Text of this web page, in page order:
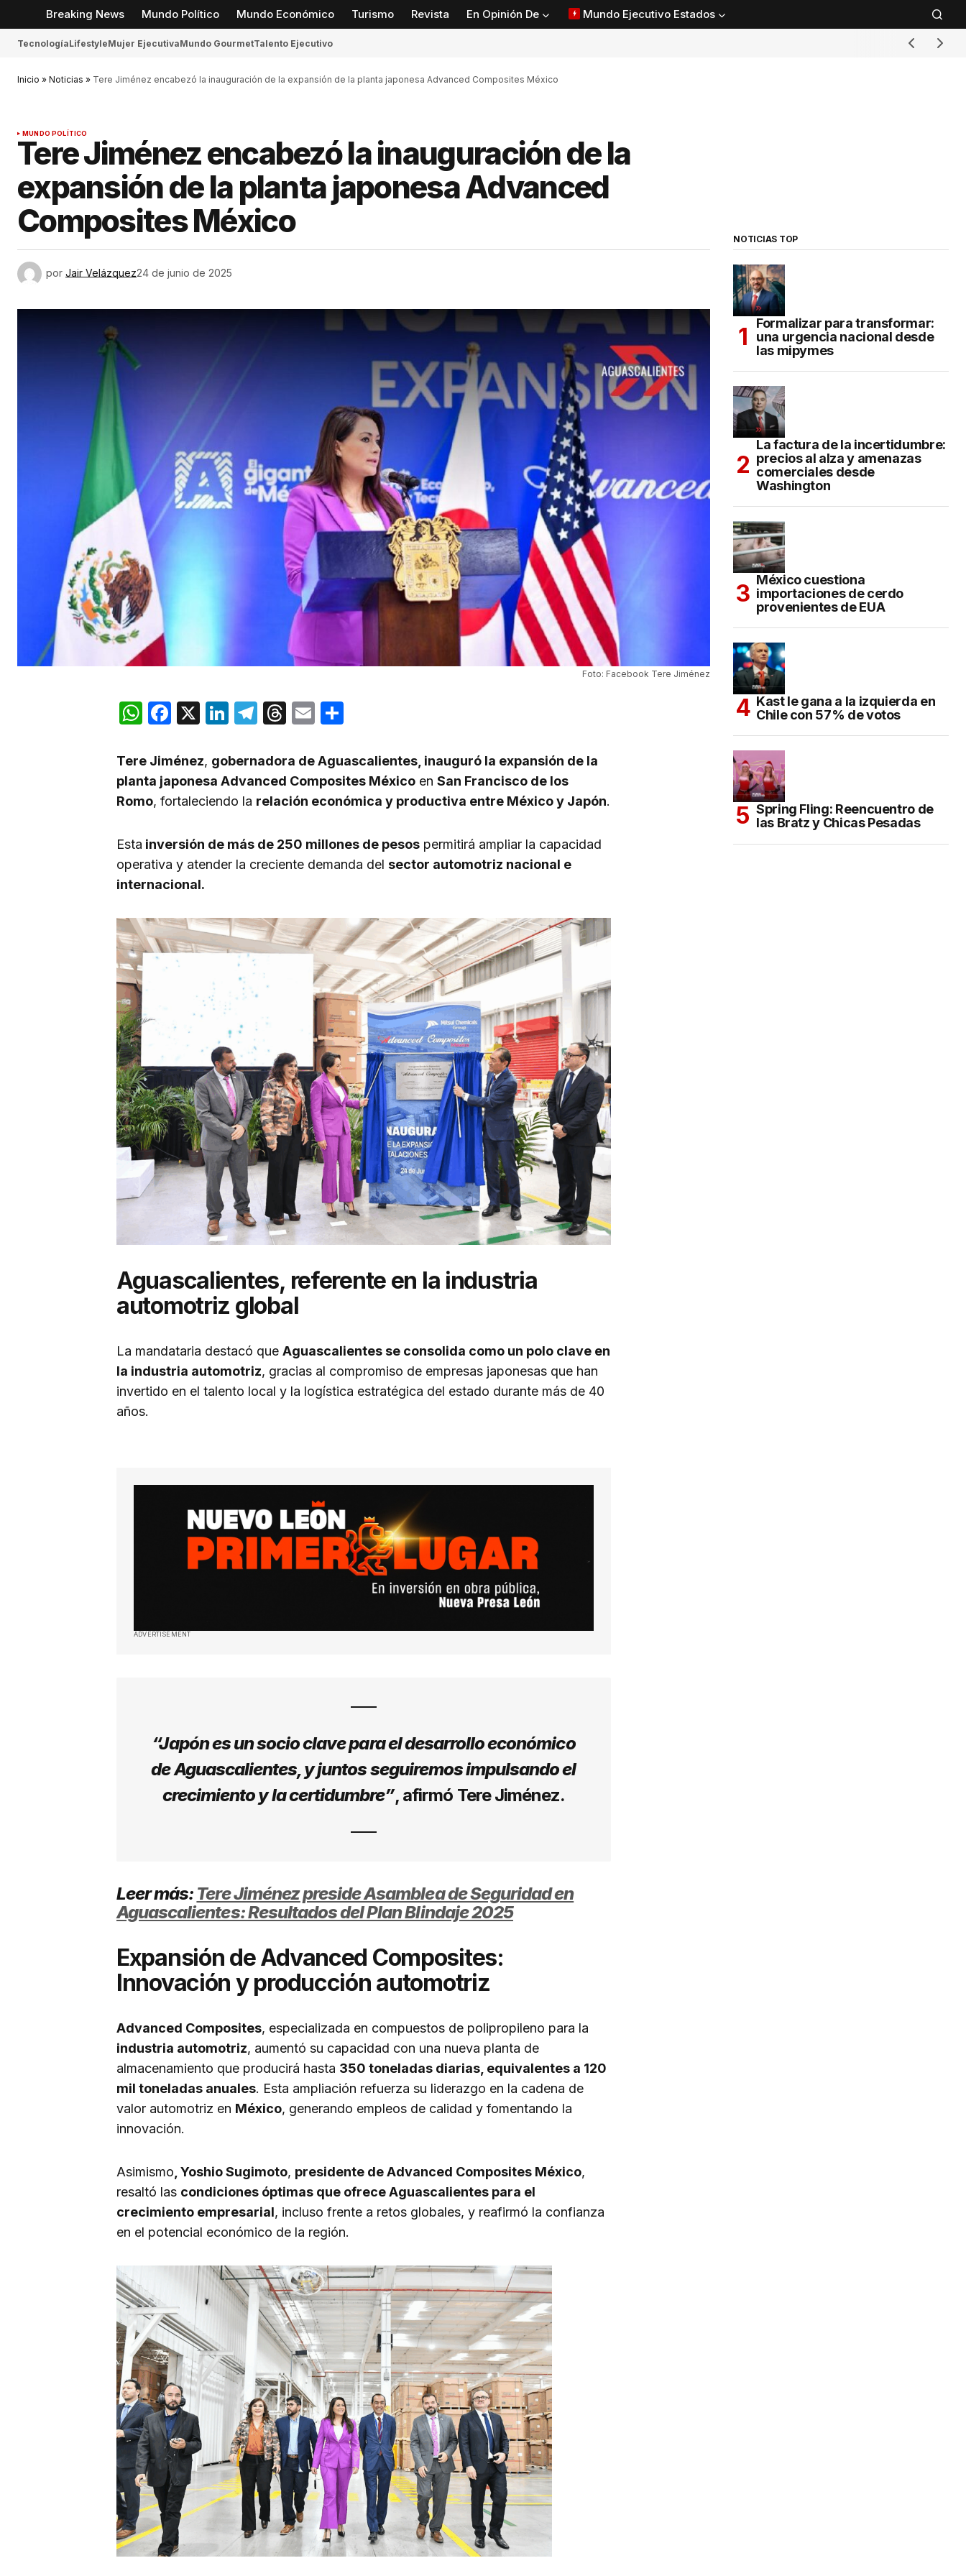
Breaking News Mundo Político Mundo Económico Turismo Revista En Opinión De Mundo Ejecutivo Estados
TecnologíaLifestyleMujer EjecutivaMundo GourmetTalento Ejecutivo
Inicio » Noticias » Tere Jiménez encabezó la inauguración de la expansión de la planta japonesa Advanced Composites México
MUNDO POLÍTICO
Tere Jiménez encabezó la inauguración de la
expansión de la planta japonesa Advanced
Composites México
por Jair Velázquez24 de junio de 2025
Foto: Facebook Tere Jiménez
WhatsApp
Facebook
X LinkedIn
Telegram
Threads
Email
Tere Jiménez, gobernadora de Aguascalientes, inauguró la expansión de la
planta japonesa Advanced Composites México en San Francisco de los
Romo, fortaleciendo la relación económica y productiva entre México y Japón.
Esta inversión de más de 250 millones de pesos permitirá ampliar la capacidad
operativa y atender la creciente demanda del sector automotriz nacional e
internacional.
Aguascalientes, referente en la industria
automotriz global
La mandataria destacó que Aguascalientes se consolida como un polo clave en
la industria automotriz, gracias al compromiso de empresas japonesas que han
invertido en el talento local y la logística estratégica del estado durante más de 40
años.
ADVERTISEMENT
“Japón es un socio clave para el desarrollo económico
de Aguascalientes, y juntos seguiremos impulsando el
crecimiento y la certidumbre”, afirmó Tere Jiménez.
Leer más: Tere Jiménez preside Asamblea de Seguridad en
Aguascalientes: Resultados del Plan Blindaje 2025
Expansión de Advanced Composites:
Innovación y producción automotriz
Advanced Composites, especializada en compuestos de polipropileno para la
industria automotriz, aumentó su capacidad con una nueva planta de
almacenamiento que producirá hasta 350 toneladas diarias, equivalentes a 120
mil toneladas anuales. Esta ampliación refuerza su liderazgo en la cadena de
valor automotriz en México, generando empleos de calidad y fomentando la
innovación.
Asimismo, Yoshio Sugimoto, presidente de Advanced Composites México,
resaltó las condiciones óptimas que ofrece Aguascalientes para el
crecimiento empresarial, incluso frente a retos globales, y reafirmó la confianza
en el potencial económico de la región.
NOTICIAS TOP
Formalizar para transformar:
una urgencia nacional desde
las mipymes
La factura de la incertidumbre:
precios al alza y amenazas
comerciales desde
Washington
México cuestiona
importaciones de cerdo
provenientes de EUA
Kast le gana a la izquierda en
Chile con 57% de votos
Spring Fling: Reencuentro de
las Bratz y Chicas Pesadas